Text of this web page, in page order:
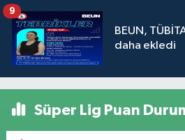
BEUN,
daha ekledi
9
Süper Lig Puan